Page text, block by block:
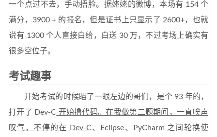
一个点过不去，手动捂脸。据姥姥的微博，本场有 154 个
满分，3900 + 的报名，但是证书上只显示了 2600+，也就
说有 1300 个人直接白给，白送 30 万，不过考场上确实有
很多空位子。
考试趣事
开始考试的时候瞄了一眼左边的哥们，是个 93 年的，
打开了 Dev-C 开始撸代码。在我做第二题期间，一直唉声
叹气，不停的在 Dev-C、Eclipse、PyCharm 之间轮换使